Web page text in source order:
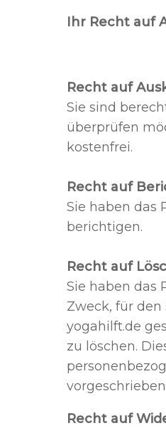
Ihr Recht auf
Recht auf
Sie sind
überprüfen
kostenfrei.
Recht auf
Sie haben das
berichtigen.
Recht auf
Sie haben das
Zweck, für
yogahilft.de
zu löschen.
Recht auf